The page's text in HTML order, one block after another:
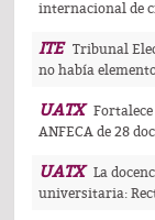
internacional de
ITE
Tribunal
no había
UATX
ANFECA de 28
UATX
La
universitaria: